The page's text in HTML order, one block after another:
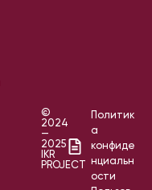
©
2024
—
2025
IKR
PROJECT
Политик
а
конфиде
нциальн
ости